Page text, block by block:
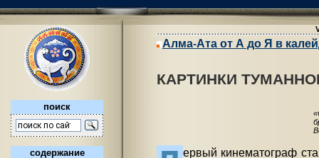
поиск
содержание
Алма-Ата от А до Я в
КАРТИНКИ
ервый кинематограф